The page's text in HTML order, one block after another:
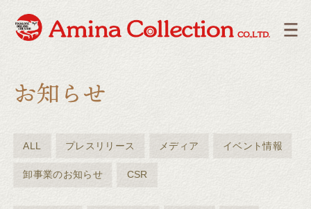
ALL プレスリリース メディア イベント情報
卸事業のお知らせ CSR